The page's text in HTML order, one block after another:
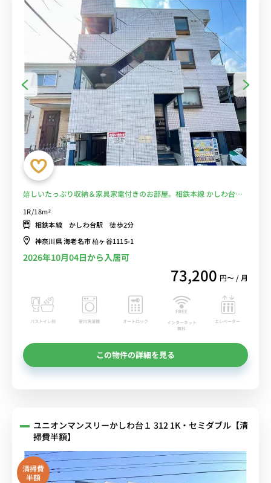
嬉しいたっぷり収納＆家具家電付きのお部屋。相鉄本線 かしわ台駅
タル中！
1R/18m²
相鉄本線 かしわ台駅 徒歩2分
神奈川県 海老名市 柏ヶ谷1115-1
2026年10月04日から入居可
73,200 円〜 / 月
バストイレ別 室内洗濯機 オートロック
インターネット
無料
エレベーター
この物件の詳細を見る
ユニオンマンスリーかしわ台１ 312 1K・セミダブル【清
掃費半額】
清掃費
半額